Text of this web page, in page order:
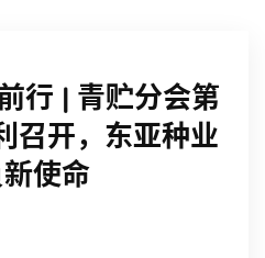
行 | 青贮分会第
召开，东亚种业
使命